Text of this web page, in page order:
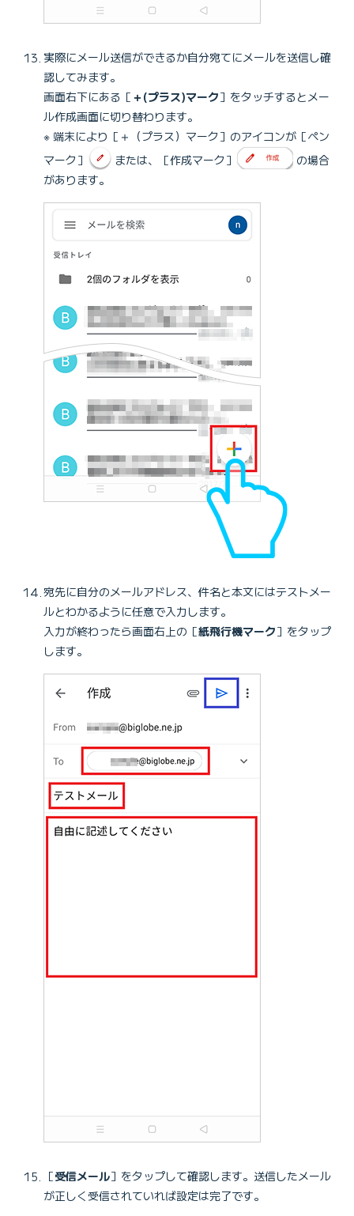
実際にメール送信ができるか自分宛てにメールを送信し確
認してみます。
画面右下にある［ ＋(プラス)マーク］をタッチするとメー
ル作成画面に切り替わります。
※ 端末により［＋（プラス）マーク］のアイコンが［ペン
マーク］
または、［作成マーク］
の場合
があります。
宛先に自分のメールアドレス、件名と本文にはテストメー
ルとわかるように任意で入力します。
入力が終わったら画面右上の［紙飛行機マーク］をタップ
します。
［受信メール］をタップして確認します。送信したメール
が正しく受信されていれば設定は完了です。